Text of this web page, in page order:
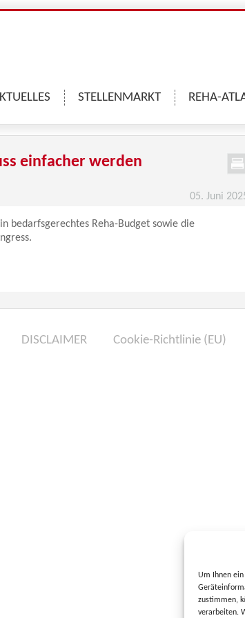
Um Ihnen
zustimmen,
verarbeiten.
STELLENMARKT REHA-
einfacher werden
05. Juni
bedarfsgerechtes Reha-Budget sowie die
DISCLAIMER Cookie-Richtlinie (EU)